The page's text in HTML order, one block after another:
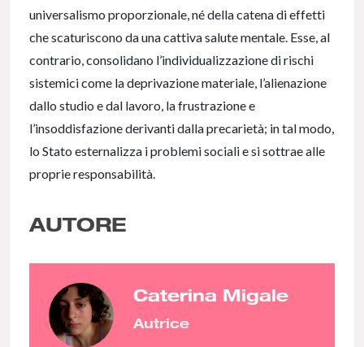
universalismo proporzionale, né della catena di effetti
che scaturiscono da una cattiva salute mentale. Esse, al
contrario, consolidano l’individualizzazione di rischi
sistemici come la deprivazione materiale, l’alienazione
dallo studio e dal lavoro, la frustrazione e
l’insoddisfazione derivanti dalla precarietà; in tal modo,
lo Stato esternalizza i problemi sociali e si sottrae alle
proprie responsabilità.
AUTORE
Caterina Migale
Autrice